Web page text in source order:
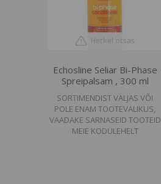
Hetkel otsas
Echosline Seliar Bi-Phase
Spreipalsam , 300 ml
SORTIMENDIST VÄLJAS VÕI
POLE ENAM TOOTEVALIKUS,
VAADAKE SARNASEID TOOTEID
MEIE KODULEHELT